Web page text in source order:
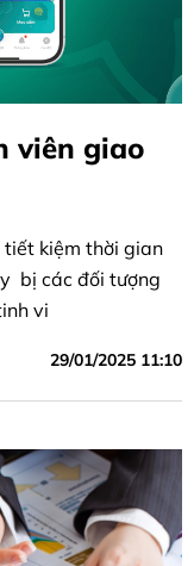
viên giao
tiết kiệm thời gian
bị các đối tượng
vi
29/01/2025 11:10